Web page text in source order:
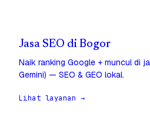
Jasa SEO di Bogor
Naik ranking Google + muncul di
Gemini) — SEO & GEO lokal.
Lihat layanan →